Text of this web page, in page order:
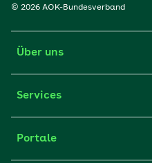
© 2026 AOK-Bundesverband
Über uns
Services
Portale